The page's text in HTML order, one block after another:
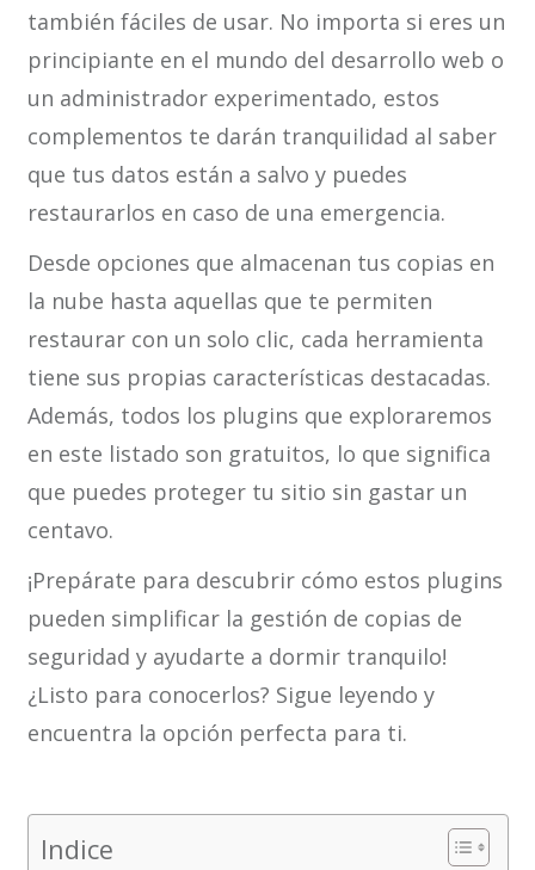
también fáciles de usar. No importa si eres un
principiante en el mundo del desarrollo web o
un administrador experimentado, estos
complementos te darán tranquilidad al saber
que tus datos están a salvo y puedes
restaurarlos en caso de una emergencia.
Desde opciones que almacenan tus copias en
la nube hasta aquellas que te permiten
restaurar con un solo clic, cada herramienta
tiene sus propias características destacadas.
Además, todos los plugins que exploraremos
en este listado son gratuitos, lo que significa
que puedes proteger tu sitio sin gastar un
centavo.
¡Prepárate para descubrir cómo estos plugins
pueden simplificar la gestión de copias de
seguridad y ayudarte a dormir tranquilo!
¿Listo para conocerlos? Sigue leyendo y
encuentra la opción perfecta para ti.
Indice